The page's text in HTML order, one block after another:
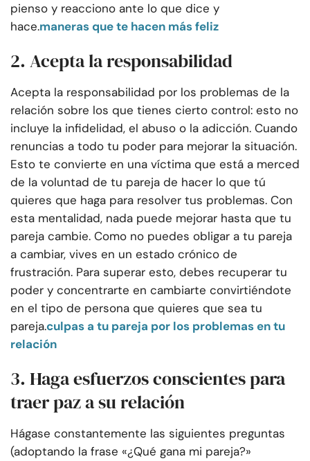
pienso y reacciono ante lo que dice y
hace.maneras que te hacen más feliz
2. Acepta la responsabilidad
Acepta la responsabilidad por los problemas de la
relación sobre los que tienes cierto control: esto no
incluye la infidelidad, el abuso o la adicción. Cuando
renuncias a todo tu poder para mejorar la situación.
Esto te convierte en una víctima que está a merced
de la voluntad de tu pareja de hacer lo que tú
quieres que haga para resolver tus problemas. Con
esta mentalidad, nada puede mejorar hasta que tu
pareja cambie. Como no puedes obligar a tu pareja
a cambiar, vives en un estado crónico de
frustración. Para superar esto, debes recuperar tu
poder y concentrarte en cambiarte convirtiéndote
en el tipo de persona que quieres que sea tu
pareja.culpas a tu pareja por los problemas en tu
relación
3. Haga esfuerzos conscientes para
traer paz a su relación
Hágase constantemente las siguientes preguntas
(adoptando la frase «¿Qué gana mi pareja?»